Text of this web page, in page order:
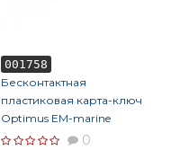
001758
Бесконтактная
пластиковая карта-ключ
Optimus EM-marine
(тонкая)
0